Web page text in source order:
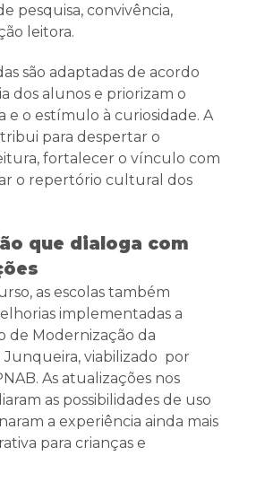
pesquisa, convivência,
leitora.
são adaptadas de acordo
dos alunos e priorizam o
e o estímulo à curiosidade. A
para despertar o
fortalecer o vínculo com
o repertório cultural dos
que dialoga com
as escolas também
implementadas a
de Modernização da
Junqueira, viabilizado por
As atualizações nos
as possibilidades de uso
a experiência ainda mais
para crianças e